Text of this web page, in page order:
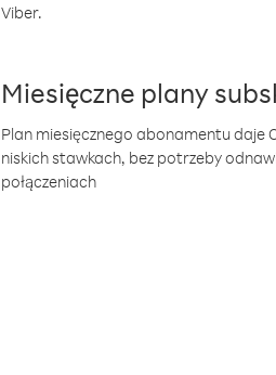
Viber.
Miesięczne plany
Plan miesięcznego abonamentu daje
niskich stawkach, bez potrzeby
połączeniach